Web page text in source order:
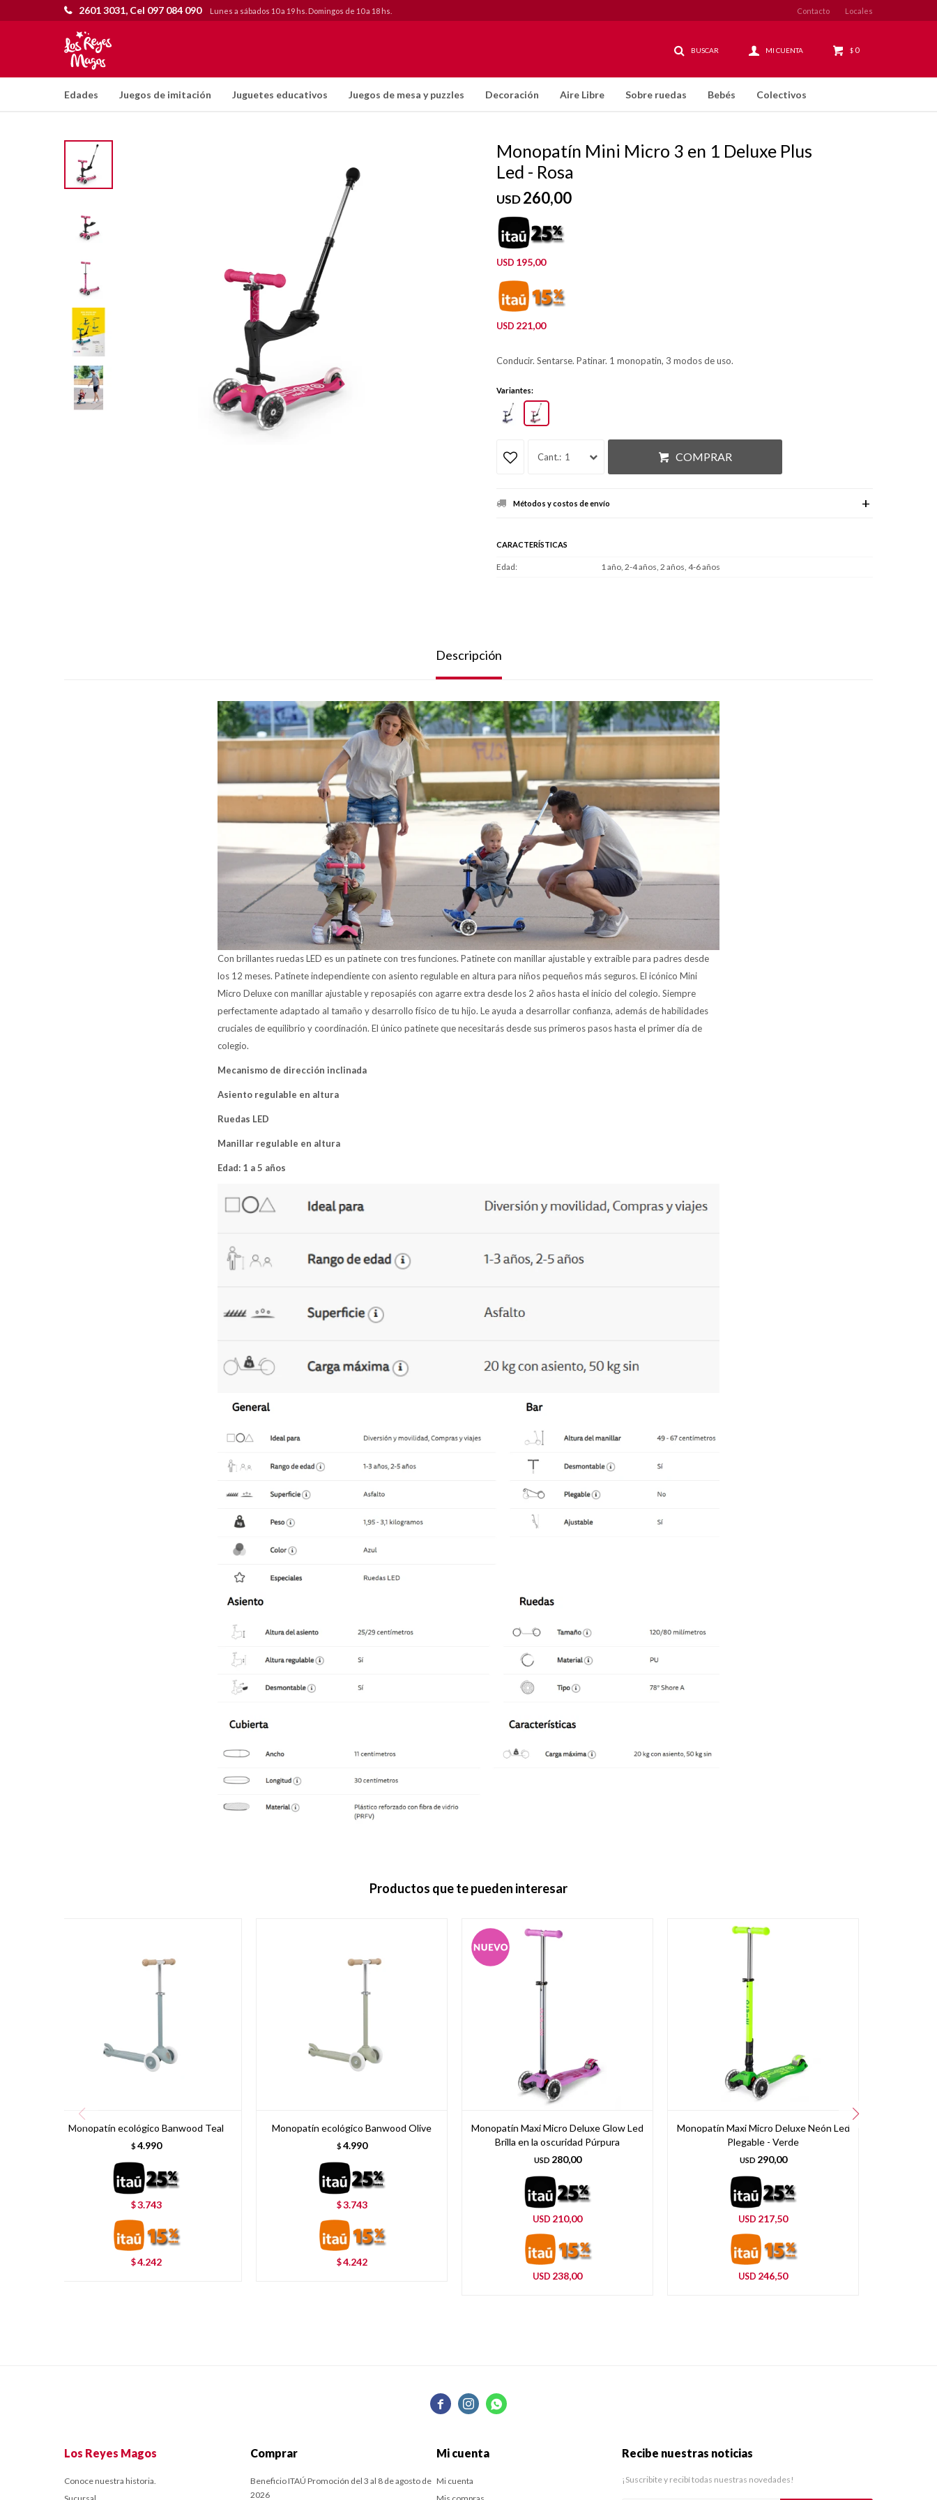
Edades Juegos de imitación Juguetes educativos Juegos de mesa y puzzles Decoración Aire Libre Sobre ruedas Bebés Colectivos
$ 0
2601 3031, Cel 097 084 090 Lunes a sábados 10 a 19 hs. Domingos de 10 a 18 hs. Contacto Locales
Monopatín Mini Micro 3 en 1 Deluxe Plus
Led - Rosa
USD260,00
USD 195,00
USD 221,00
Conducir. Sentarse. Patinar. 1 monopatin, 3 modos de uso.
Variantes:
1 COMPRAR
Métodos y costos de envío
CARACTERÍSTICAS
Edad 1 año, 2-4 años, 2 años, 4-6 años
Descripción
Con brillantes ruedas LED es un patinete con tres funciones. Patinete con manillar ajustable y extraíble para padres desde
los 12 meses. Patinete independiente con asiento regulable en altura para niños pequeños más seguros. El icónico Mini
Micro Deluxe con manillar ajustable y reposapiés con agarre extra desde los 2 años hasta el inicio del colegio. Siempre
perfectamente adaptado al tamaño y desarrollo físico de tu hijo. Le ayuda a desarrollar confianza, además de habilidades
cruciales de equilibrio y coordinación. El único patinete que necesitarás desde sus primeros pasos hasta el primer día de
colegio.
Mecanismo de dirección inclinada
Asiento regulable en altura
Ruedas LED
Manillar regulable en altura
Edad: 1 a 5 años
Productos que te pueden interesar
Monopatín ecológico Banwood Teal
$ 4.990
$3.743
$4.242
Monopatín ecológico Banwood Olive
$ 4.990
$3.743
$4.242
Monopatín Maxi Micro Deluxe Glow Led
Brilla en la oscuridad Púrpura
USD 280,00
USD 210,00
USD 238,00
Monopatín Maxi Micro Deluxe Neón Led
Plegable - Verde
USD 290,00
USD 217,50
USD 246,50
  
Los Reyes Magos
Conoce nuestra historia.
Comprar
Beneficio ITAÚ Promoción del 3 al 8 de agosto de
2026
Mi cuenta
Mi cuenta
Recibe nuestras noticias
¡Suscribite y recibí todas nuestras novedades!